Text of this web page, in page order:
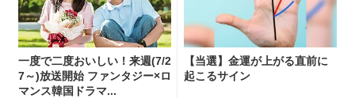
一度で二度おいしい！来週(7/2
7～)放送開始 ファンタジー×ロ
マンス韓国ドラマ...
【当選】金運が上がる直前に
起こるサイン